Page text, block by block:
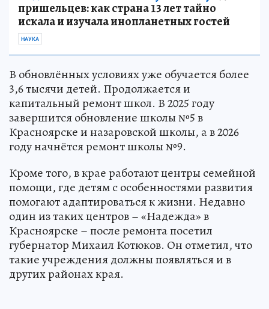
пришельцев: как страна 13 лет тайно
искала и изучала инопланетных гостей
НАУКА
В обновлённых условиях уже обучается более
3,6 тысячи детей. Продолжается и
капитальный ремонт школ. В 2025 году
завершится обновление школы №5 в
Красноярске и назаровской школы, а в 2026
году начнётся ремонт школы №9.
Кроме того, в крае работают центры семейной
помощи, где детям с особенностями развития
помогают адаптироваться к жизни. Недавно
один из таких центров – «Надежда» в
Красноярске – после ремонта посетил
губернатор Михаил Котюков. Он отметил, что
такие учреждения должны появляться и в
других районах края.